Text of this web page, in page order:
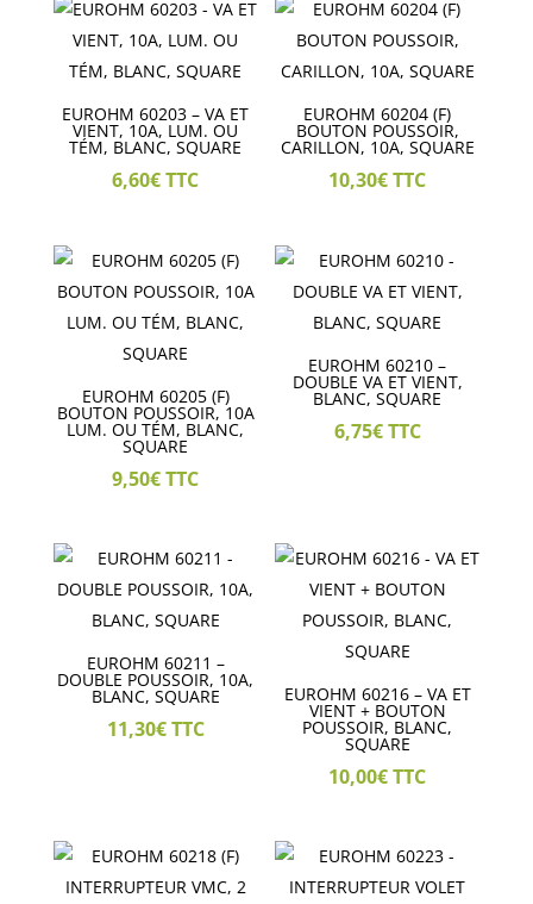
EUROHM 60203 – VA ET
VIENT, 10A, LUM. OU
TÉM, BLANC, SQUARE
6,60€TTC
EUROHM 60204 (F)
BOUTON POUSSOIR,
CARILLON, 10A, SQUARE
10,30€TTC
EUROHM 60205 (F)
BOUTON POUSSOIR, 10A
LUM. OU TÉM, BLANC,
SQUARE
9,50€TTC
EUROHM 60210 –
DOUBLE VA ET VIENT,
BLANC, SQUARE
6,75€TTC
EUROHM 60211 –
DOUBLE POUSSOIR, 10A,
BLANC, SQUARE
11,30€TTC
EUROHM 60216 – VA ET
VIENT + BOUTON
POUSSOIR, BLANC,
SQUARE
10,00€TTC